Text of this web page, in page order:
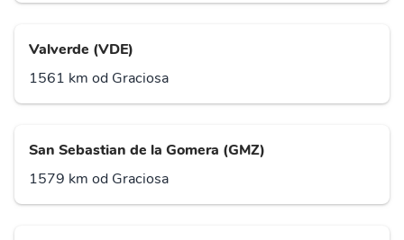
Valverde (VDE)
1561 km od Graciosa
San Sebastian de la Gomera (GMZ)
1579 km od Graciosa